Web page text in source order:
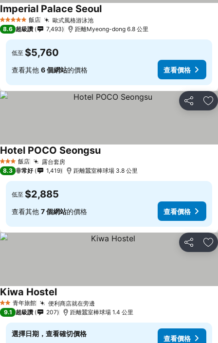
5 星級 飯店 歐式風格游泳池
Imperial Palace Seoul
8.6 超級讚 7,493 距離Myeong-dong 6.8 公里
低至 $5,760
查看其他 6 個網站的價格 查看價格
分享 加
3 星級 飯店 露台套房
Hotel POCO Seongsu
8.3 非常好 1,419 距離蠶室棒球場 3.8 公里
低至 $2,885
查看其他 7 個網站的價格 查看價格
分享 加
2 星級青年旅館 便利商店就在旁邊
Kiwa Hostel
9.1 超級讚 207 距離蠶室棒球場 1.4 公里
選擇日期，查看確切價格
查看價格